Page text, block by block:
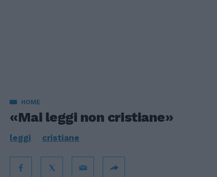
HOME
«Mai leggi non cristiane»
leggi cristiane